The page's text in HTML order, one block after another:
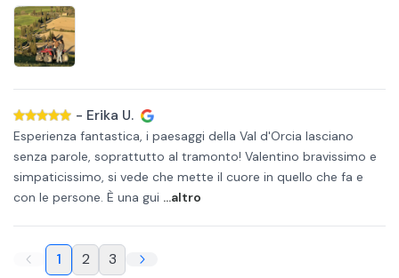
- Erika U.
Esperienza fantastica, i paesaggi della Val d'Orcia lasciano
senza parole, soprattutto al tramonto! Valentino bravissimo e
simpaticissimo, si vede che mette il cuore in quello che fa e
con le persone. È una gui ...altro
1 2 3